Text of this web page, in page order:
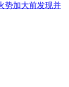
势加大前发现并